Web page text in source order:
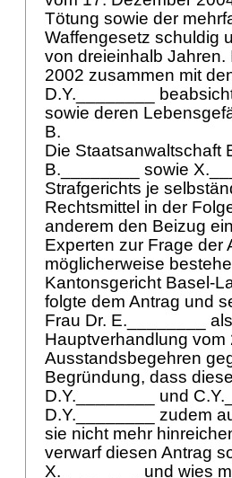
Tötung sowie der
Waffengesetz schuldig
von dreieinhalb Jahren.
2002 zusammen mit
D.Y.________
sowie deren
B.
Die Staatsanwaltschaft
B.________ sowie
Strafgerichts je
Rechtsmittel in der
anderem den Beizug
Experten zur Frage der
möglicherweise
Kantonsgericht Basel-
folgte dem Antrag und
Frau Dr. E.________
Hauptverhandlung
Ausstandsbegehren
Begründung, dass
D.Y.________ und
D.Y.________ zudem
sie nicht mehr
verwarf diesen Antrag
X.________ und wies